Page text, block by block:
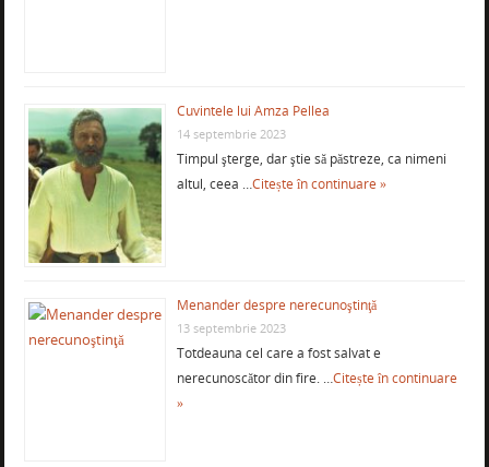
Cuvintele lui Amza Pellea
14 septembrie 2023
Timpul şterge, dar ştie să păstreze, ca nimeni
altul, ceea …Citește în continuare »
Menander despre nerecunoştinţă
13 septembrie 2023
Totdeauna cel care a fost salvat e
nerecunoscător din fire. …Citește în continuare
»